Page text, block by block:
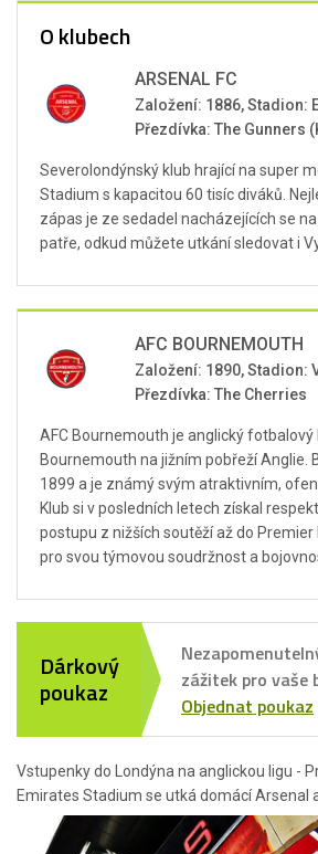
Vstupenky do Londýna na anglickou ligu -
Emirates Stadium se utká domácí Arsenal
O klubech
ARSENAL FC
Založení: 1886, Stadion:
Přezdívka: The Gunners
Severolondýnský klub hrající na super
Stadium s kapacitou 60 tisíc diváků.
zápas je ze sedadel nacházejících se
patře, odkud můžete utkání sledovat i
AFC BOURNEMOUTH
Založení: 1890, Stadion:
Přezdívka: The Cherries
AFC Bournemouth je anglický fotbalový
Bournemouth na jižním pobřeží Anglie.
1899 a je známý svým atraktivním,
Klub si v posledních letech získal
postupu z nižších soutěží až do Premier
pro svou týmovou soudržnost a
Dárkový
poukaz
zážitek pro vaše
Objednat poukaz